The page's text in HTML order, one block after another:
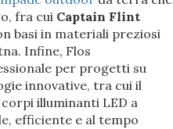
fra cui Captain Flint
basi in materiali preziosi
Infine, Flos
per progetti su
innovative, tra cui il
illuminanti LED a
efficiente e al tempo